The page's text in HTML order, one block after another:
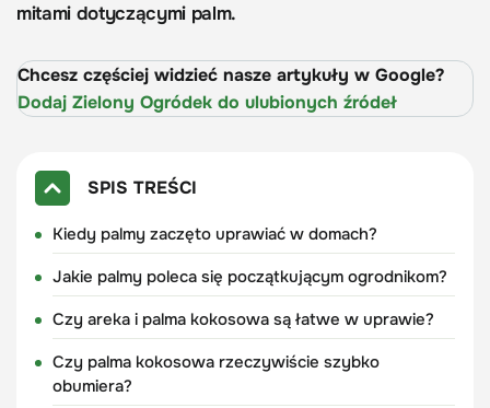
mitami dotyczącymi palm.
Chcesz częściej widzieć nasze artykuły w Google?
Dodaj Zielony Ogródek do ulubionych źródeł
SPIS TREŚCI
Kiedy palmy zaczęto uprawiać w domach?
Jakie palmy poleca się początkującym ogrodnikom?
Czy areka i palma kokosowa są łatwe w uprawie?
Czy palma kokosowa rzeczywiście szybko
obumiera?